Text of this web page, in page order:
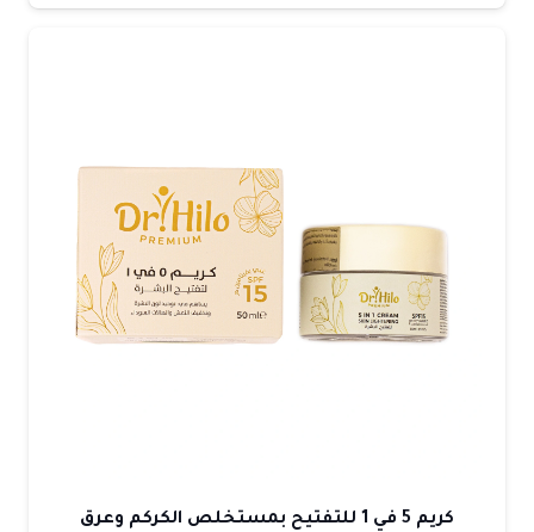
كريم 5 في 1 للتفتيح بمستخلص الكركم وعرق